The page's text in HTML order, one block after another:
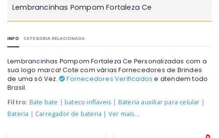
Lembrancinhas Pompom Fortaleza Ce
INFO CATEGORIA RELACIONADA
Lembrancinhas Pompom Fortaleza Ce Personalizadas com a
sua logo marca! Cote com várias Fornecedores de Brindes
de uma só Vez.
Fornecedores Verificados e atendem todo
Brasil.
Filtro: Bate bate |bateco inflaveis | Bateria auxiliar para celular |
Bateria | Carregador de bateria | Ver mais...